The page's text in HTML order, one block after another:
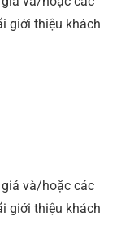
giới thiệu khách
và/hoặc các
giới thiệu khách